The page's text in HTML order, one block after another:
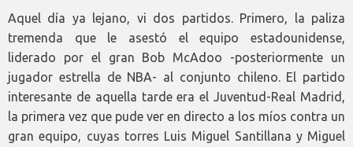
Aquel día ya lejano, vi dos partidos. Primero, la paliza
tremenda que le asestó el equipo estadounidense,
liderado por el gran Bob McAdoo -posteriormente un
jugador estrella de NBA- al conjunto chileno. El partido
interesante de aquella tarde era el Juventud-Real Madrid,
la primera vez que pude ver en directo a los míos contra un
gran equipo, cuyas torres Luis Miguel Santillana y Miguel